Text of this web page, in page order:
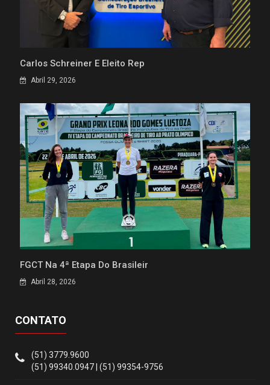
Carlos Schreiner É Eleito Rep
Abril 29, 2026
FGCT Na 4ª Etapa Do Brasileir
Abril 28, 2026
CONTATO
(51) 3779.9600
(51) 99340.0947 | (51) 99354-9756